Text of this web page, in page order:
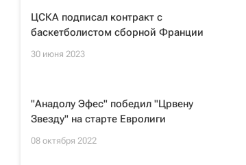
ЦСКА подписал контракт с
баскетболистом сборной Франции
30 июня 2023
"Анадолу Эфес" победил "Црвену
Звезду" на старте Евролиги
08 октября 2022